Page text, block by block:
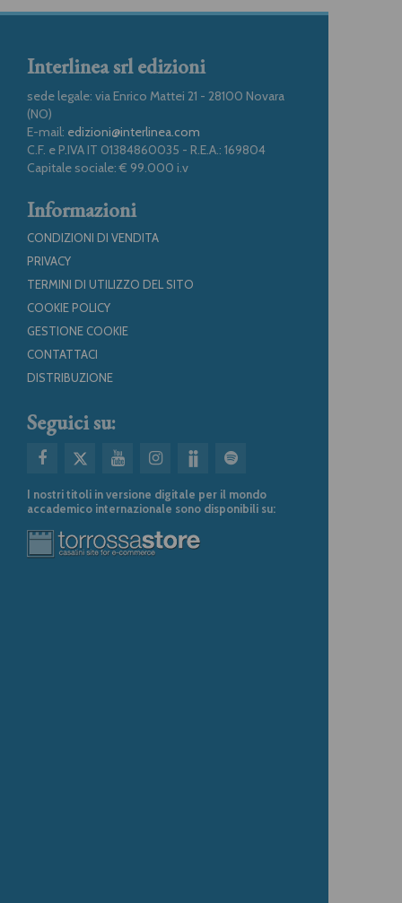
Interlinea srl edizioni
sede legale: via Enrico Mattei 21 - 28100 Novara
(NO)
E-mail: edizioni@interlinea.com
C.F. e P.IVA IT 01384860035 - R.E.A.: 169804
Capitale sociale: € 99.000 i.v
Informazioni
CONDIZIONI DI VENDITA
PRIVACY
TERMINI DI UTILIZZO DEL SITO
COOKIE POLICY
GESTIONE COOKIE
CONTATTACI
DISTRIBUZIONE
Seguici su:
I nostri titoli in versione digitale per il mondo
accademico internazionale sono disponibili su: